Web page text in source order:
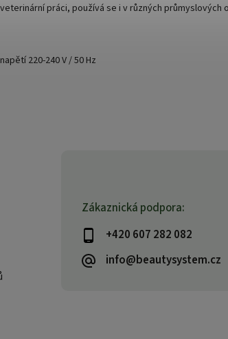
práci, používá se i v různých průmyslových
220-240 V / 50 Hz
Zákaznická podpora:
+420 607 282 082
info@beautysystem.cz